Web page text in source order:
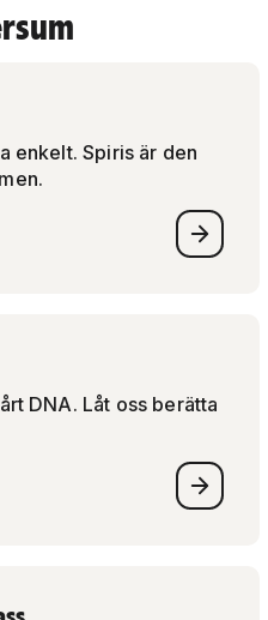
enkelt. Spiris är den
DNA. Låt oss berätta